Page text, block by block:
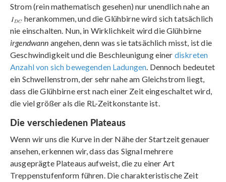
Strom (rein mathematisch gesehen) nur unendlich nahe an
herankommen, und die Glühbirne wird sich tatsächlich
nie einschalten. Nun, in Wirklichkeit wird die Glühbirne
irgendwann angehen, denn was sie tatsächlich misst, ist die
Geschwindigkeit und die Beschleunigung einer diskreten
Anzahl von sich bewegenden Ladungen. Dennoch bedeutet
ein Schwellenstrom, der sehr nahe am Gleichstrom liegt,
dass die Glühbirne erst nach einer Zeit eingeschaltet wird,
die viel größer als die RL-Zeitkonstante ist.
Die verschiedenen Plateaus
Wenn wir uns die Kurve in der Nähe der Startzeit genauer
ansehen, erkennen wir, dass das Signal mehrere
ausgeprägte Plateaus aufweist, die zu einer Art
Treppenstufenform führen. Die charakteristische Zeit